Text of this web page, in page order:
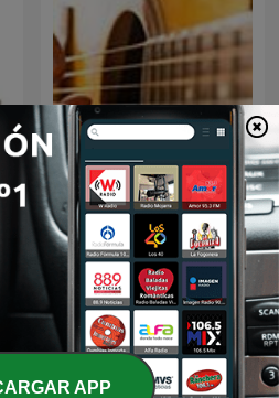
BOLEROS Y TRIOS
ROMANTICOS
APP